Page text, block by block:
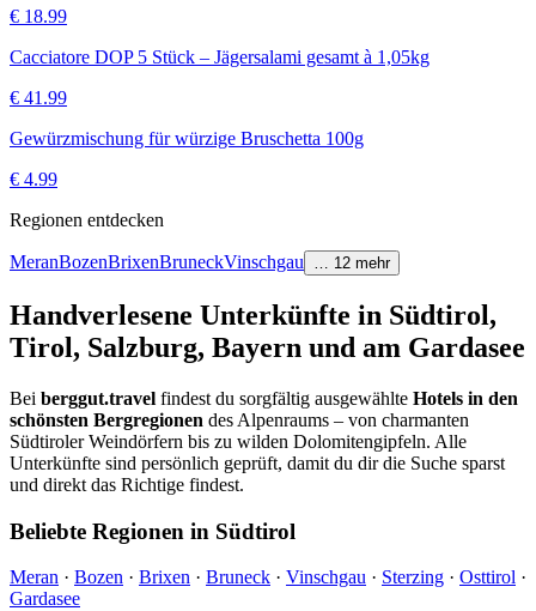
€ 18.99
Cacciatore DOP 5 Stück – Jägersalami gesamt à 1,05kg
€ 41.99
Gewürzmischung für würzige Bruschetta 100g
€ 4.99
Regionen entdecken
MeranBozenBrixenBruneckVinschgau … 12 mehr
Handverlesene Unterkünfte in Südtirol,
Tirol, Salzburg, Bayern und am Gardasee
Bei berggut.travel findest du sorgfältig ausgewählte Hotels in den
schönsten Bergregionen des Alpenraums – von charmanten
Südtiroler Weindörfern bis zu wilden Dolomitengipfeln. Alle
Unterkünfte sind persönlich geprüft, damit du dir die Suche sparst
und direkt das Richtige findest.
Beliebte Regionen in Südtirol
Meran · Bozen · Brixen · Bruneck · Vinschgau · Sterzing · Osttirol ·
Gardasee